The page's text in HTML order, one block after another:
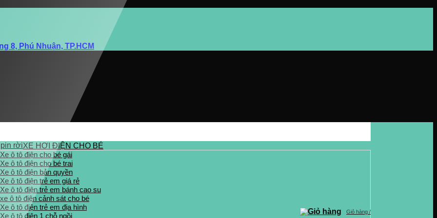
8, Phú Nhuận, TP.HCM
Giỏ hàng /
XE HƠI ĐIỆN CHO BÉ
Xe ô tô điện cho bé gái
Xe ô tô điện cho bé trai
Xe ô tô điện bản quyền
Xe ô tô điện trẻ em giá rẻ
Xe ô tô điện trẻ em bánh cao su
xe ô tô điện cảnh sát cho bé
Xe ô tô điện trẻ em địa hình
Xe ô tô điện 1 chỗ ngồi